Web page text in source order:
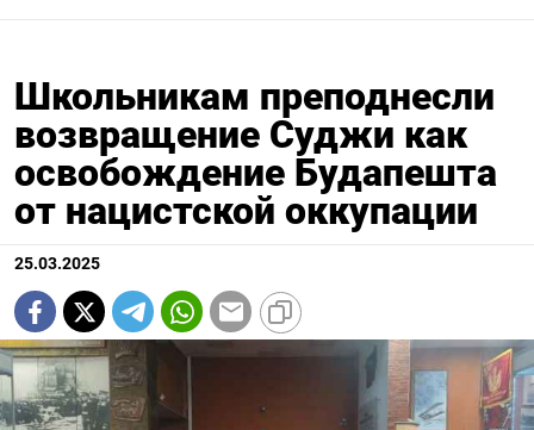
Школьникам преподнесли
возвращение Суджи как
освобождение Будапешта
от нацистской оккупации
25.03.2025